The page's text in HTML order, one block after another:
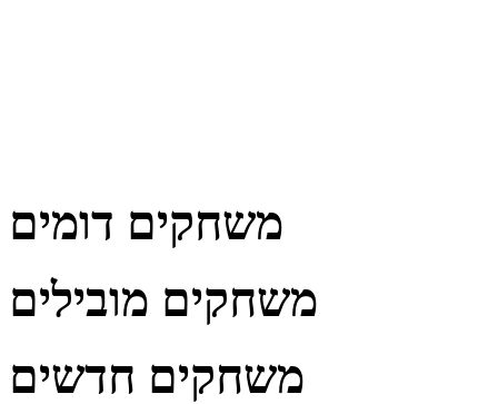
משחקים דומים
משחקים מובילים
משחקים חדשים